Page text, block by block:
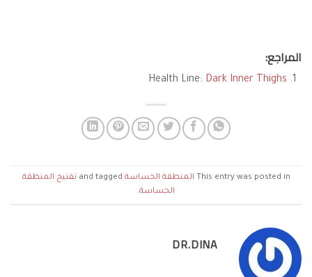
المراجع:
Health Line: Dark Inner Thighs
This entry was posted in المنطقة الحساسة
تفتيح المنطقة
الحساسة.
DR.DINA